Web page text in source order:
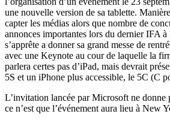
une nouvelle version de sa tablette.
capter les médias alors que nombre de
annonces importantes lors du dernier IFA
s’apprête a donner sa grand messe de
avec une Keynote au cour de laquelle la
parlera certes pas d’iPad, mais devrait
5S et un iPhone plus accessible, le 5C (C
L’invitation lancée par Microsoft ne donne
ce n’est que l’événement aura lieu à New